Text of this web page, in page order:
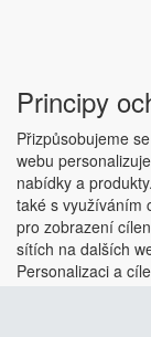
je
ESHOP
responzivní
Hlavní výhody?
data ve Vaší ABŘE.
Copyright © ABRA
Principy
Přizpůsobujeme
webu
nabídky a
také s využíváním
pro zobrazení
sítích na dalších
Personalizaci a